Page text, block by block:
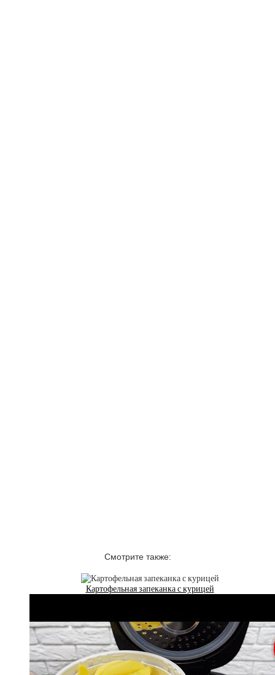
Смотрите также:
Картофельная запеканка с курицей